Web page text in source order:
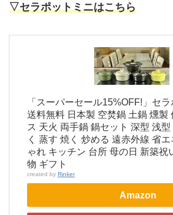
▽セラポットミニはこちら
「スーパーセール15%OFF!」セ
送料無料 日本製 空焚鍋 土鍋 燻製
ス 天火 両手鍋 鍋セット 深型 浅
く 蒸す 焼く 炒める 遠赤外線 省
ゃれ キッチン 台所 母の日 新築祝
物 ギフト
created by Rinker
Amazon